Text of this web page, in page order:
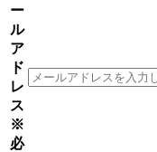
ー
ル
ア
ド
レ
ス
※
必